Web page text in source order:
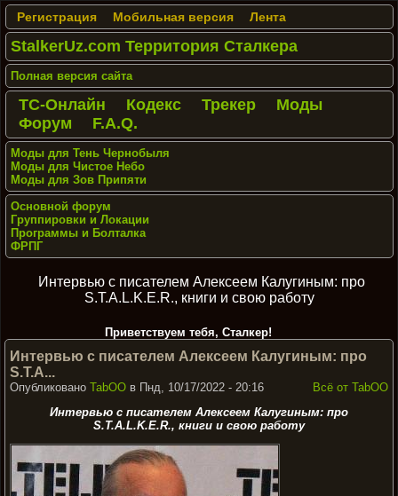
Регистрация Мобильная версия Лента
StalkerUz.com Территория Сталкера
Полная версия сайта
ТС-Онлайн Кодекс Трекер
Моды
Форум
F.A.Q.
Моды для Тень Чернобыля
Моды для Чистое Небо
Моды для Зов Припяти
Основной форум
Группировки и Локации
Программы и Болталка
ФРПГ
Интервью с писателем Алексеем Калугиным: про
S.T.A.L.K.E.R., книги и свою работу
Приветствуем тебя, Сталкер!
Интервью с писателем Алексеем Калугиным: про
S.T.A...
Всё от TabOO
Опубликовано TabOO в Пнд, 10/17/2022 - 20:16
Интервью с писателем Алексеем Калугиным: про
S.T.A.L.K.E.R., книги и свою работу